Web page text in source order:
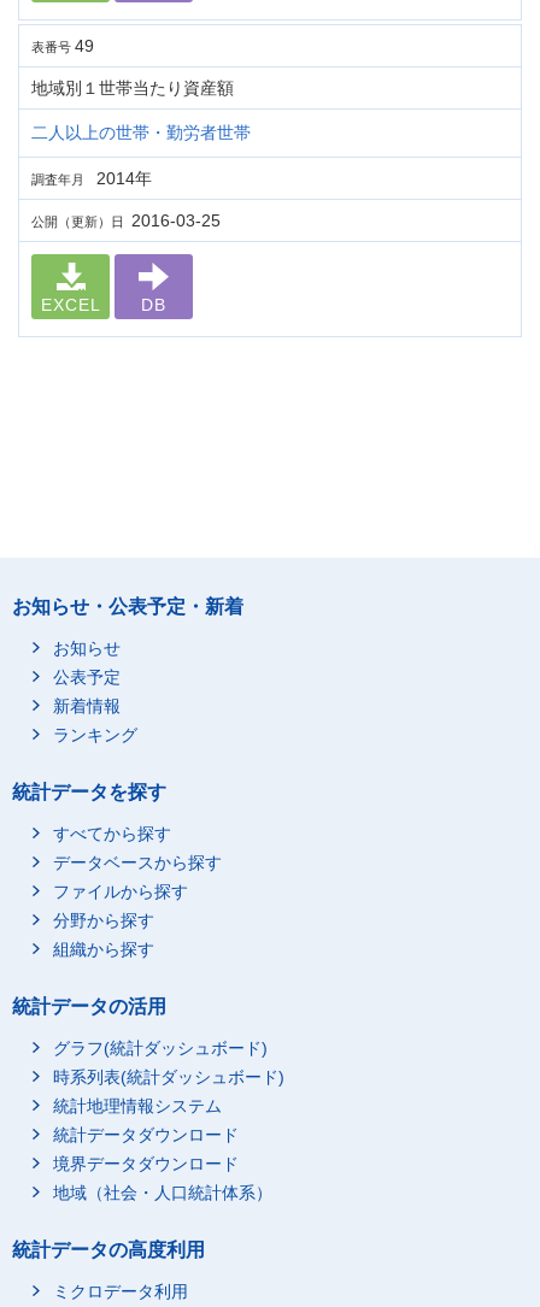
表番号 49
地域別１世帯当たり資産額
二人以上の世帯・勤労者世帯
調査年月 2014年
公開（更新）日 2016-03-25
EXCEL DB
お知らせ・公表予定・新着
お知らせ
公表予定
新着情報
ランキング
統計データを探す
すべてから探す
データベースから探す
ファイルから探す
分野から探す
組織から探す
統計データの活用
グラフ(統計ダッシュボード)
時系列表(統計ダッシュボード)
統計地理情報システム
統計データダウンロード
境界データダウンロード
地域（社会・人口統計体系）
統計データの高度利用
ミクロデータ利用